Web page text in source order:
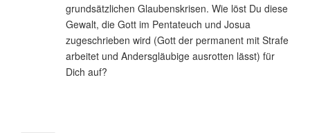
grundsätzlichen Glaubenskrisen. Wie löst Du diese
Gewalt, die Gott im Pentateuch und Josua
zugeschrieben wird (Gott der permanent mit Strafe
arbeitet und Andersgläubige ausrotten lässt) für
Dich auf?